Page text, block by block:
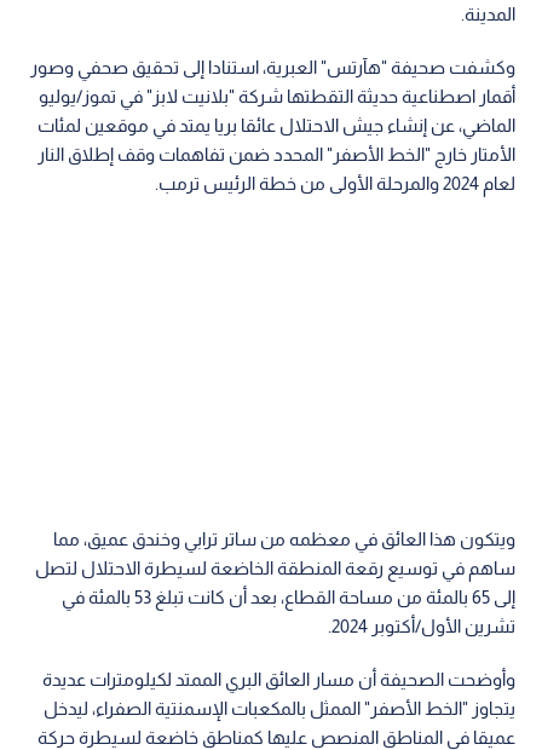
المدينة.
وكشفت صحيفة "هآرتس" العبرية، استنادا إلى تحقيق صحفي وصور
أقمار اصطناعية حديثة التقطتها شركة "بلانيت لابز" في تموز/يوليو
الماضي، عن إنشاء جيش الاحتلال عائقا بريا يمتد في موقعين لمئات
الأمتار خارج "الخط الأصفر" المحدد ضمن تفاهمات وقف إطلاق النار
لعام 2024 والمرحلة الأولى من خطة الرئيس ترمب.
ويتكون هذا العائق في معظمه من ساتر ترابي وخندق عميق، مما
ساهم في توسيع رقعة المنطقة الخاضعة لسيطرة الاحتلال لتصل
إلى 65 بالمئة من مساحة القطاع، بعد أن كانت تبلغ 53 بالمئة في
تشرين الأول/أكتوبر 2024.
وأوضحت الصحيفة أن مسار العائق البري الممتد لكيلومترات عديدة
يتجاوز "الخط الأصفر" الممثل بالمكعبات الإسمنتية الصفراء، ليدخل
عميقا في المناطق المنصص عليها كمناطق خاضعة لسيطرة حركة